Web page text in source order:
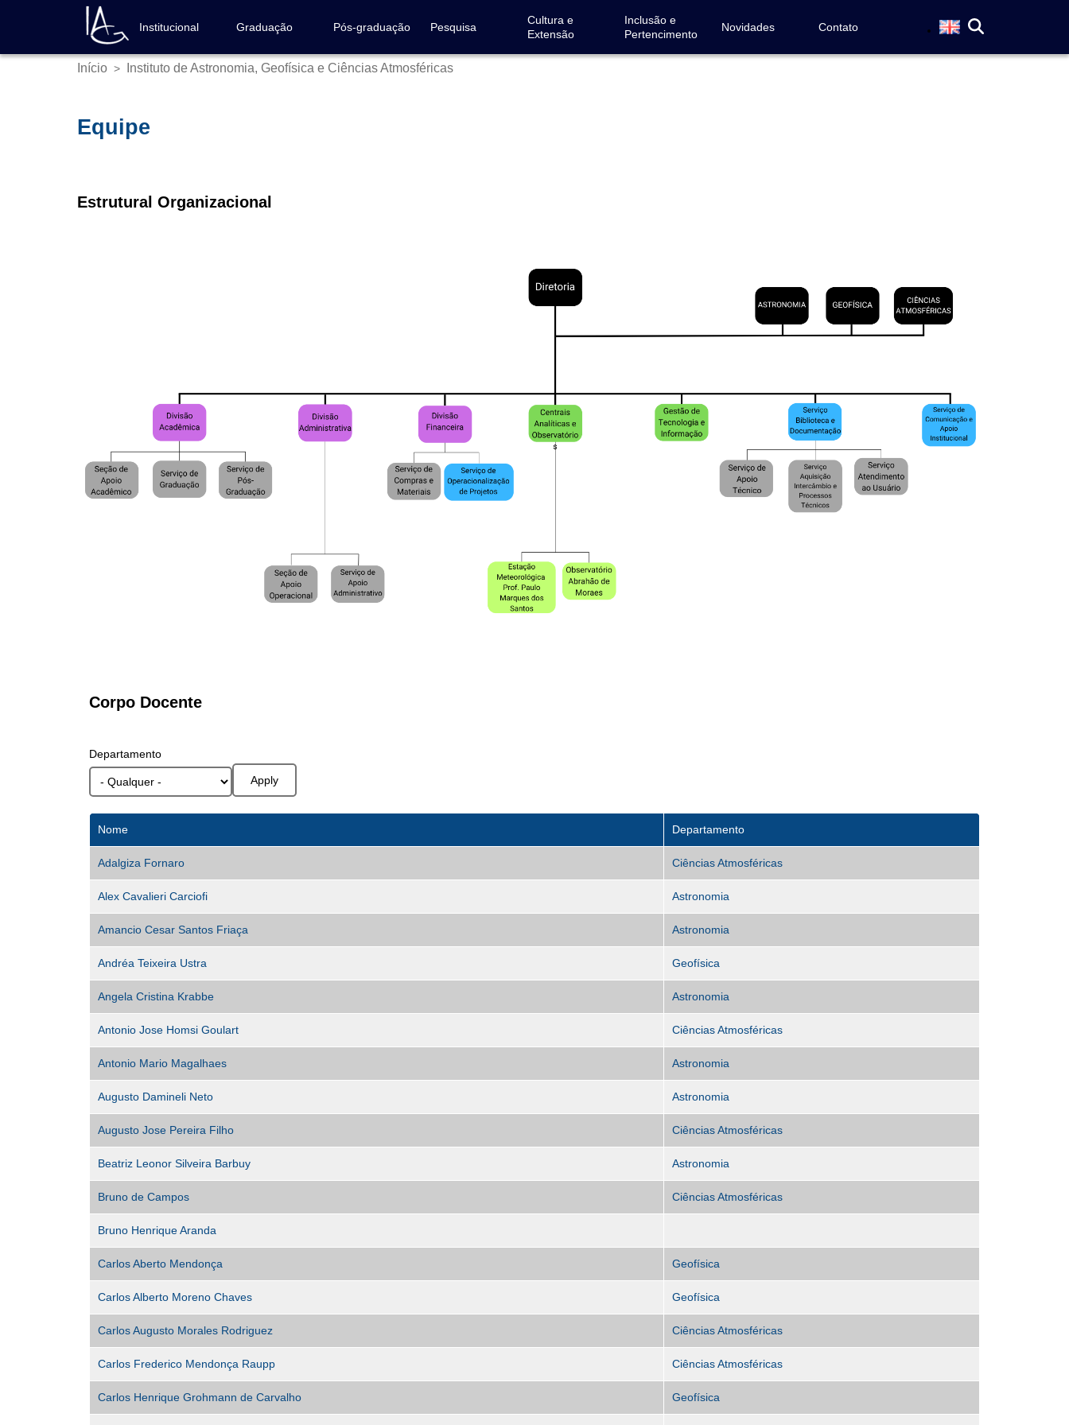
conteúdo
Navegação
principal
Institucional Graduação Pós-graduação Pesquisa
Cultura e
Extensão
Inclusão e
Pertencimento
Novidades Contato
Trilha
Início > Instituto de Astronomia, Geofísica e Ciências Atmosféricas
Equipe
Estrutural Organizacional
Corpo Docente
Departamento
Nome Departamento
Adalgiza Fornaro Ciências Atmosféricas
Alex Cavalieri Carciofi Astronomia
Amancio Cesar Santos Friaça Astronomia
Andréa Teixeira Ustra Geofísica
Angela Cristina Krabbe Astronomia
Antonio Jose Homsi Goulart Ciências Atmosféricas
Antonio Mario Magalhaes Astronomia
Augusto Damineli Neto Astronomia
Augusto Jose Pereira Filho Ciências Atmosféricas
Beatriz Leonor Silveira Barbuy Astronomia
Bruno de Campos Ciências Atmosféricas
Bruno Henrique Aranda
Carlos Aberto Mendonça Geofísica
Carlos Alberto Moreno Chaves Geofísica
Carlos Augusto Morales Rodriguez Ciências Atmosféricas
Carlos Frederico Mendonça Raupp Ciências Atmosféricas
Carlos Henrique Grohmann de Carvalho Geofísica